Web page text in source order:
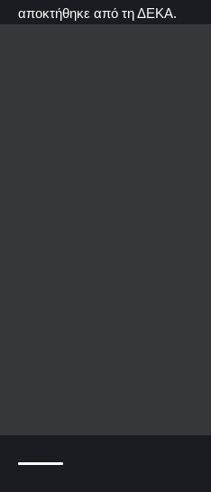
αποκτήθηκε από τη ΔΕΚΑ.